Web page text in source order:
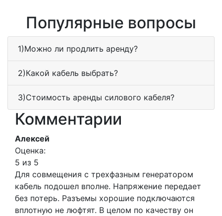
Популярные вопросы
1)Можно ли продлить аренду?
2)Какой кабель выбрать?
3)Стоимость аренды силового кабеля?
Комментарии
Алексей
Оценка:
5 из 5
Для совмещения с трехфазным генератором
кабель подошел вполне. Напряжение передает
без потерь. Разъемы хорошие подключаются
вплотную не люфтят. В целом по качеству он